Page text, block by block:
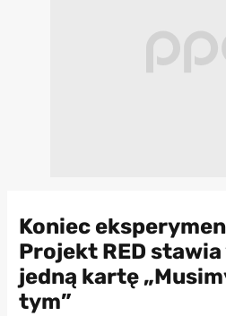
Koniec
Projekt RED
jedną kartę
tym”